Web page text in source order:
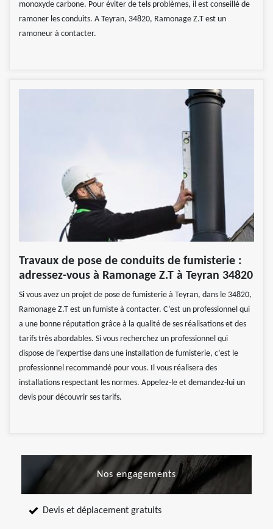
monoxyde carbone. Pour éviter de tels problèmes, il est conseillé de
ramoner les conduits. A Teyran, 34820, Ramonage Z.T est un
ramoneur à contacter.
Travaux de pose de conduits de fumisterie :
adressez-vous à Ramonage Z.T à Teyran 34820
Si vous avez un projet de pose de fumisterie à Teyran, dans le 34820,
Ramonage Z.T est un fumiste à contacter. C’est un professionnel qui
a une bonne réputation grâce à la qualité de ses réalisations et des
tarifs très abordables. Si vous recherchez un professionnel qui
dispose de l’expertise dans une installation de fumisterie, c’est le
professionnel recommandé pour vous. Il vous réalisera des
installations respectant les normes. Appelez-le et demandez-lui un
devis pour découvrir ses tarifs.
Nos engagements
Devis et déplacement gratuits